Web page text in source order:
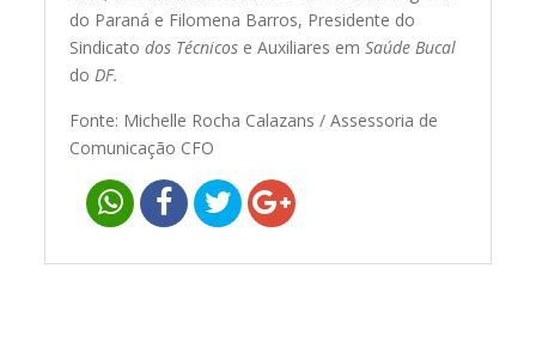
do Paraná e Filomena Barros, Presidente do
Sindicatodos Técnicos e Auxiliares emSaúde Bucal
doDF.
Fonte: Michelle Rocha Calazans / Assessoria de
Comunicação CFO